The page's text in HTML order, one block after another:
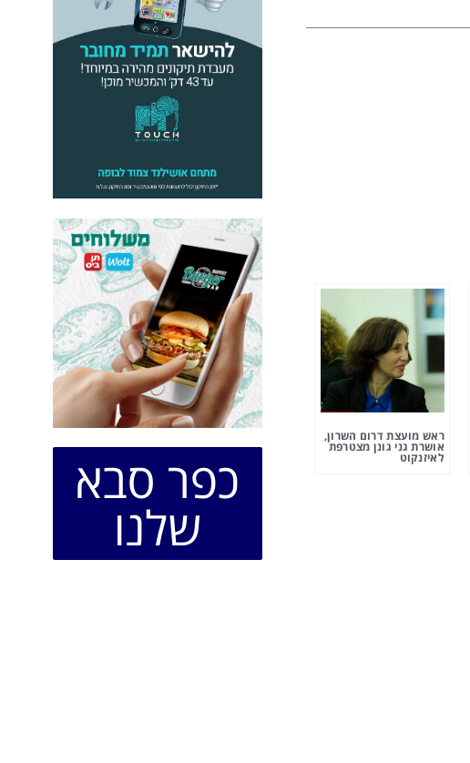
ראש מועצת דרום השרון,
אושרת גני גונן מצטרפת
לאיזנקוט כפר סבא
שלנו